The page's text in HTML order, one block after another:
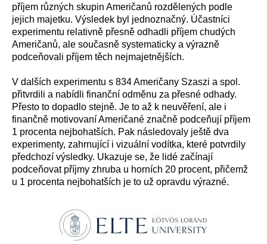
příjem různých skupin Američanů rozdělených podle
jejich majetku. Výsledek byl jednoznačný. Účastníci
experimentu relativně přesně odhadli příjem chudých
Američanů, ale současně systematicky a výrazně
podceňovali příjem těch nejmajetnějších.
V dalších experimentu s 834 Američany Szaszi a spol.
přitvrdili a nabídli finanční odměnu za přesné odhady.
Přesto to dopadlo stejně. Je to až k neuvěření, ale i
finančně motivovaní Američané značně podceňují příjem
1 procenta nejbohatších. Pak následovaly ještě dva
experimenty, zahrnující i vizuální vodítka, které potvrdily
předchozí výsledky. Ukazuje se, že lidé začínají
podceňovat příjmy zhruba u horních 20 procent, přičemž
u 1 procenta nejbohatších je to už opravdu výrazné.